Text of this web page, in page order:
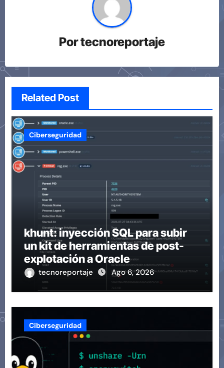
Portecnoreportaje
Related Post
Ciberseguridad
khunt: inyección SQL para subir
un kit de herramientas de post-
explotación a Oracle
tecnoreportaje Ago 6, 2026
Ciberseguridad